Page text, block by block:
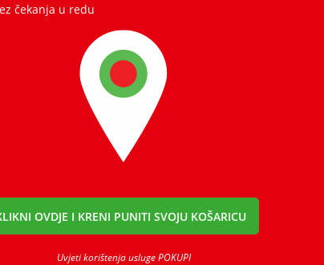
čekanja u redu
OVDJE I KRENI PUNITI SVOJU KOŠARICU
Uvjeti korištenja usluge POKUPI